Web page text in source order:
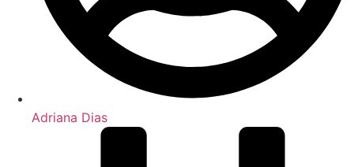
Adriana Dias